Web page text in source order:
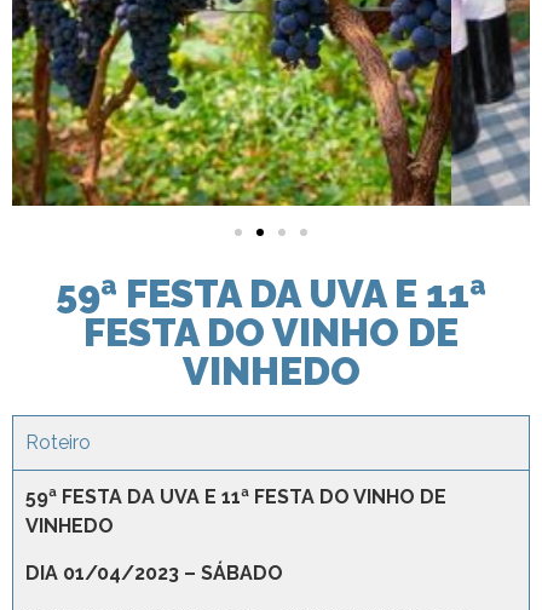
59ª FESTA DA UVA E 11ª
FESTA DO VINHO DE
VINHEDO
Roteiro
59ª FESTA DA UVA E 11ª FESTA DO VINHO DE
VINHEDO
DIA 01/04/2023 – SÁBADO